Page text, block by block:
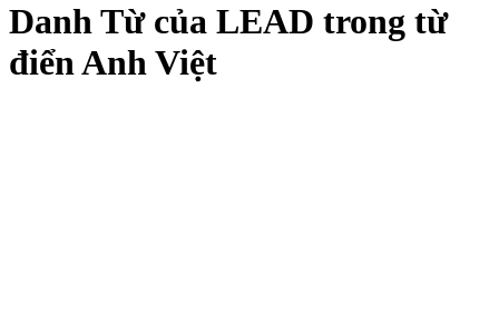
Danh Từ của LEAD trong từ
điển Anh Việt